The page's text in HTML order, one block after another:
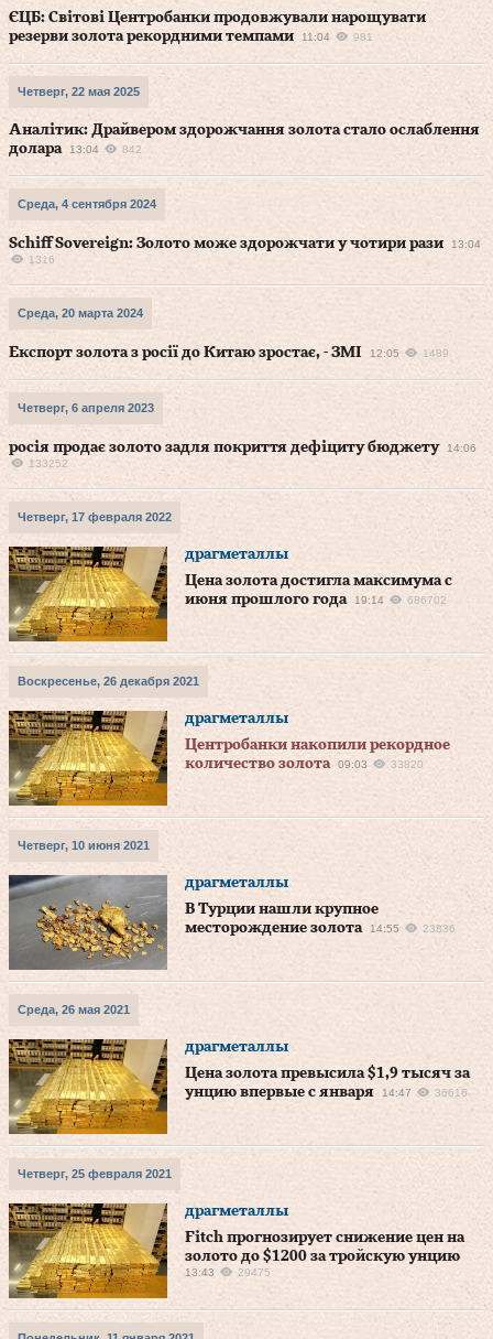
ЄЦБ: Світові Центробанки продовжували нарощувати
резерви золота рекордними темпами
11:04 981
Четверг, 22 мая 2025
Аналітик: Драйвером здорожчання золота стало ослаблення
долара
13:04 842
Среда, 4 сентября 2024
Schiff Sovereign: Золото може здорожчати у чотири рази
13:04
1316
Среда, 20 марта 2024
Експорт золота з росії до Китаю зростає, - ЗМІ 12:05 1489
Четверг, 6 апреля 2023
росія продає золото задля покриття дефіциту бюджету
14:06
133252
Четверг, 17 февраля 2022
драгметаллы
Цена золота достигла максимума с
июня прошлого года
19:14 686702
Воскресенье, 26 декабря 2021
драгметаллы
Центробанки накопили рекордное
количество золота
09:03 33820
Четверг, 10 июня 2021
драгметаллы
В Турции нашли крупное
месторождение золота
14:55 23836
Среда, 26 мая 2021
драгметаллы
Цена золота превысила $1,9 тысяч за
унцию впервые с января
14:47 36616
Четверг, 25 февраля 2021
драгметаллы
Fitch прогнозирует снижение цен на
золото до $1200 за тройскую унцию
13:43 29475